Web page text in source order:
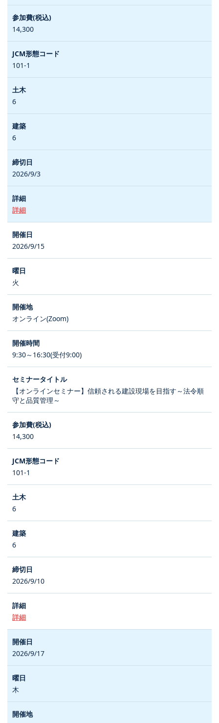
14,300
101-1
6
6
2026/9/3
詳細
2026/9/15
火
オンライン(Zoom)
9:30～16:30(受付9:00)
【オンラインセミナー】信頼される建設現場を目指す～法令順
守と品質管理～
14,300
101-1
6
6
2026/9/10
詳細
2026/9/17
木